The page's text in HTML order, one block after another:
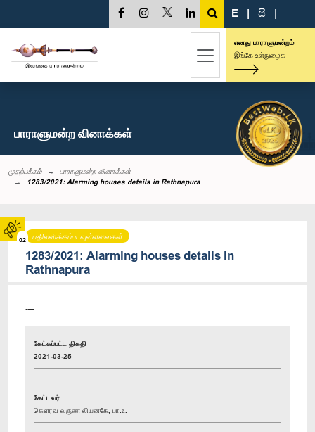
02
E | සි |
எனது பாராளுமன்றம்
இங்கே உள்நுழைக
பாராளுமன்ற வினாக்கள்
முதற்பக்கம்
பாராளுமன்ற வினாக்கள்
1283/2021: Alarming houses details in Rathnapura
பதிலளிக்கப்படவுள்ளவைகள்
1283/2021: Alarming houses details in
Rathnapura
----
கேட்கப்பட்ட திகதி
2021-03-25
கேட்டவர்
கௌரவ வருண லியனகே, பா.உ.